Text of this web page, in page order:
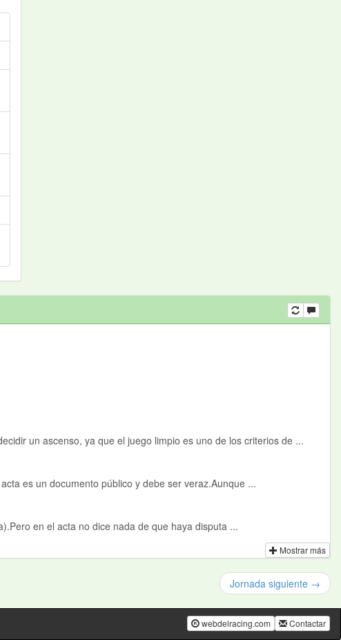
un ascenso, ya que el juego limpio es uno de los criterios de ...
es un documento público y debe ser veraz.Aunque ...
en el acta no dice nada de que haya disputa ...
Mostrar más
Jornada siguiente →
Contactar
webdelracing.com